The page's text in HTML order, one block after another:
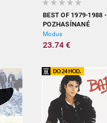
BEST OF 1979-1988 -
POZHASÍNANÉ
Modus
23.74 €